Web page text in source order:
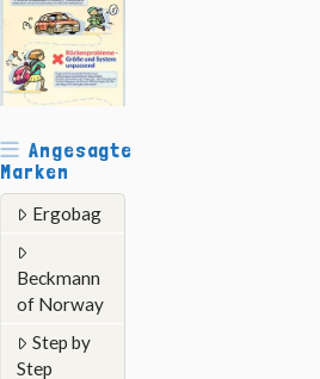
Angesagte
Marken
Ergobag
Beckmann
of Norway
Step by
Step